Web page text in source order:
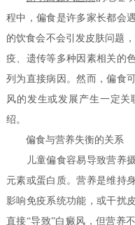
程中，偏食是许多家长都会
的饮食会不会引发皮肤问题
疫、遗传等多种因素相关的
列为直接病因。然而，偏食
风的发生或发展产生一定
绍。
偏食与营养失衡的关系
儿童偏食容易导致营养摄
元素或蛋白质。营养是维持
影响免疫系统功能，或干扰
直接“导致”白癜风，但营养